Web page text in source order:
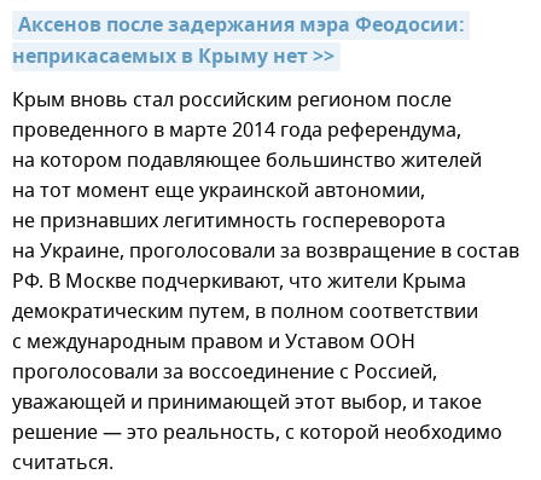
Аксенов после задержания мэра Феодосии:
неприкасаемых в Крыму нет >>
Крым вновь стал российским регионом после
проведенного в марте 2014 года референдума,
на котором подавляющее большинство жителей
на тот момент еще украинской автономии,
не признавших легитимность госпереворота
на Украине, проголосовали за возвращение в состав
РФ. В Москве подчеркивают, что жители Крыма
демократическим путем, в полном соответствии
с международным правом и Уставом ООН
проголосовали за воссоединение с Россией,
уважающей и принимающей этот выбор, и такое
решение — это реальность, с которой необходимо
считаться.